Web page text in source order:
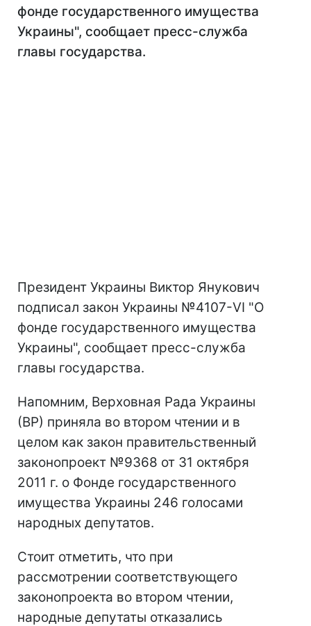
фонде государственного имущества
Украины", сообщает пресс-служба
главы государства.
Президент Украины Виктор Янукович
подписал закон Украины №4107-VI "О
фонде государственного имущества
Украины", сообщает пресс-служба
главы государства.
Напомним, Верховная Рада Украины
(ВР) приняла во втором чтении и в
целом как закон правительственный
законопроект №9368 от 31 октября
2011 г. о Фонде государственного
имущества Украины 246 голосами
народных депутатов.
Стоит отметить, что при
рассмотрении соответствующего
законопроекта во втором чтении,
народные депутаты отказались